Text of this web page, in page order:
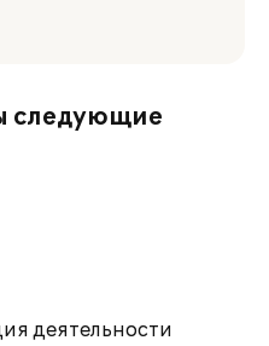
следующие
деятельности